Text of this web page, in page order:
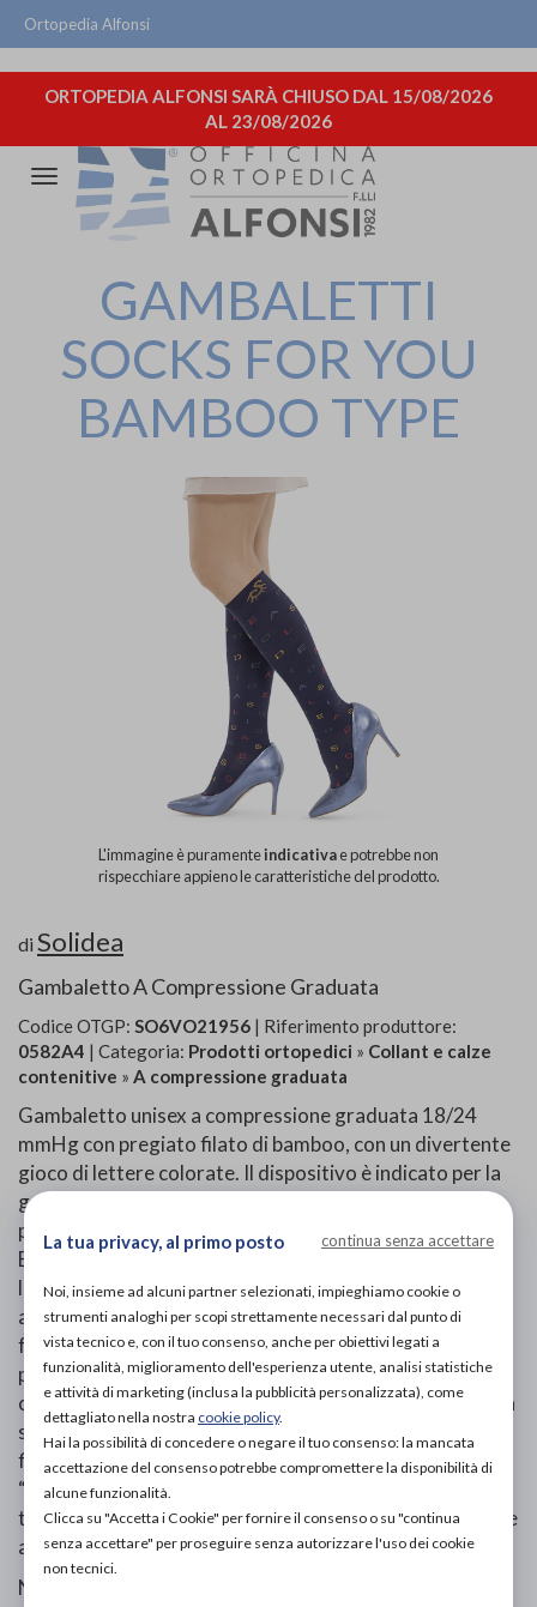
Ortopedia Alfonsi
ORTOPEDIA ALFONSI SARÀ CHIUSO DAL 15/08/2026
AL 23/08/2026
Attiva/disattiva
navigazione
GAMBALETTI
SOCKS FOR YOU
BAMBOO TYPE
L'immagine è puramenteindicativae potrebbe non
rispecchiare appieno le caratteristiche del prodotto.
di Solidea
Gambaletto A Compressione Graduata
Codice OTGP: SO6VO21956 | Riferimento produttore:
0582A4 | Categoria: Prodotti ortopedici » Collant e calze
contenitive » A compressione graduata
Gambaletto unisex a compressione graduata 18/24
mmHg con pregiato filato di bamboo, con un divertente
gioco di lettere colorate. Il dispositivo è indicato per la
gestione e l'alleviamento del ritorno venoso e linfatico,
per prevenire uno o più disturbi della circolazione (p. Es.,
Edema, trombosi venosa profonda (TVP), varicosi,
linfedema). Elevato comfort e look elegante sono
assicurati! Il tessuto della maglia è realizzato in 3 strati
formando un effetto sandwich: all’interno il filato in
poliammide ed elastan mentre all’esterno e all’interno, a
contatto con la pelle, il filato di bamboo per godere della
sua piacevole sensazione come se la calza fosse tutta in
filato di bamboo. Questa speciale tessitura crea un
“microambiente” nel tessuto che permette la
traspirazione e la termoregolazione mantenendo la cute
asciutta. Con punta rimagliata invisibile.
Non ci sono controindicazioni conosciute relative
La tua privacy, al primo posto continua senza accettare
Noi, insieme ad alcuni partner selezionati, impieghiamo cookie o
strumenti analoghi per scopi strettamente necessari dal punto di
vista tecnico e, con il tuo consenso, anche per obiettivi legati a
funzionalità, miglioramento dell'esperienza utente, analisi statistiche
e attività di marketing (inclusa la pubblicità personalizzata), come
dettagliato nella nostra cookie policy.
Hai la possibilità di concedere o negare il tuo consenso: la mancata
accettazione del consenso potrebbe compromettere la disponibilità di
alcune funzionalità.
Clicca su "Accetta i Cookie" per fornire il consenso o su "continua
senza accettare" per proseguire senza autorizzare l'uso dei cookie
non tecnici.